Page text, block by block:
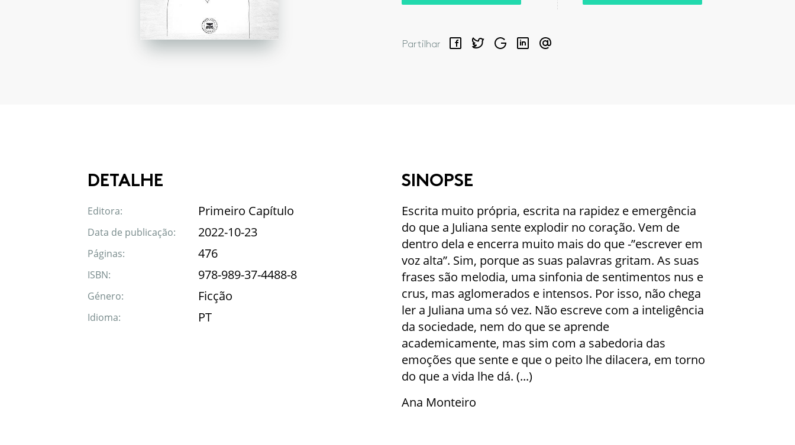
Partilhar FacebookTwitterGoogleLinkedIn
Email
DETALHE
Editora: Primeiro Capítulo
Data de publicação: 2022-10-23
Páginas: 476
ISBN: 978-989-37-4488-8
Género: Ficção
Idioma: PT
SINOPSE
Escrita muito própria, escrita na rapidez e emergência
do que a Juliana sente explodir no coração. Vem de
dentro dela e encerra muito mais do que -”escrever em
voz alta”. Sim, porque as suas palavras gritam. As suas
frases são melodia, uma sinfonia de sen­timentos nus e
crus, mas aglomerados e intensos. Por isso, não chega
ler a Juliana uma só vez. Não escreve com a inteligência
da sociedade, nem do que se aprende
academicamente, mas sim com a sabedoria das
emoções que sente e que o peito lhe dilacera, em torno
do que a vida lhe dá. (...)
Ana Monteiro